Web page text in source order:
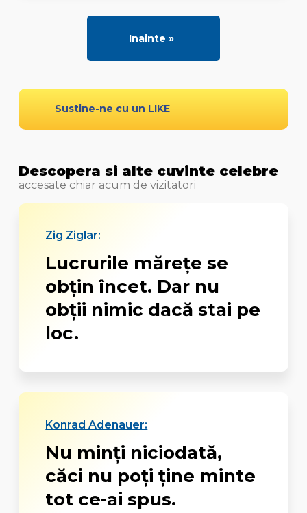
Inainte »
Sustine-ne cu un LIKE
Descopera si alte cuvinte celebre
accesate chiar acum de vizitatori
Zig Ziglar:
Lucrurile mărețe se
obțin încet. Dar nu
obții nimic dacă stai pe
loc.
Konrad Adenauer:
Nu minţi niciodată,
căci nu poţi ţine minte
tot ce-ai spus.